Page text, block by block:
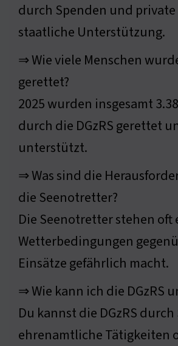
durch Spenden und
staatliche Unterstützung.
⇒ Wie viele Menschen
gerettet?
2025 wurden insgesamt
durch die DGzRS gerettet
unterstützt.
⇒ Was sind die
die Seenotretter?
Die Seenotretter stehen oft
Wetterbedingungen
Einsätze gefährlich macht.
⇒ Wie kann ich die DGzRS
Du kannst die DGzRS
ehrenamtliche Tätigkeiten